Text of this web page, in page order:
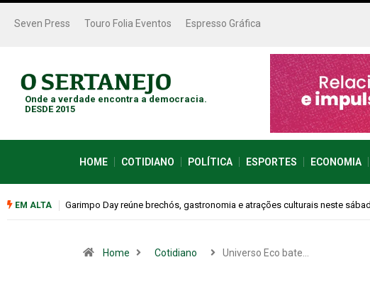
Seven Press Touro Folia Eventos Espresso Gráfica
Onde a verdade encontra a democracia.
DESDE 2015
HOME COTIDIANO POLÍTICA ESPORTES ECONOMIA
EM ALTA
sábado (08)Bugonia transforma paranoia e conspiração em um suspense imprevisível
Home Cotidiano Universo Eco bate…